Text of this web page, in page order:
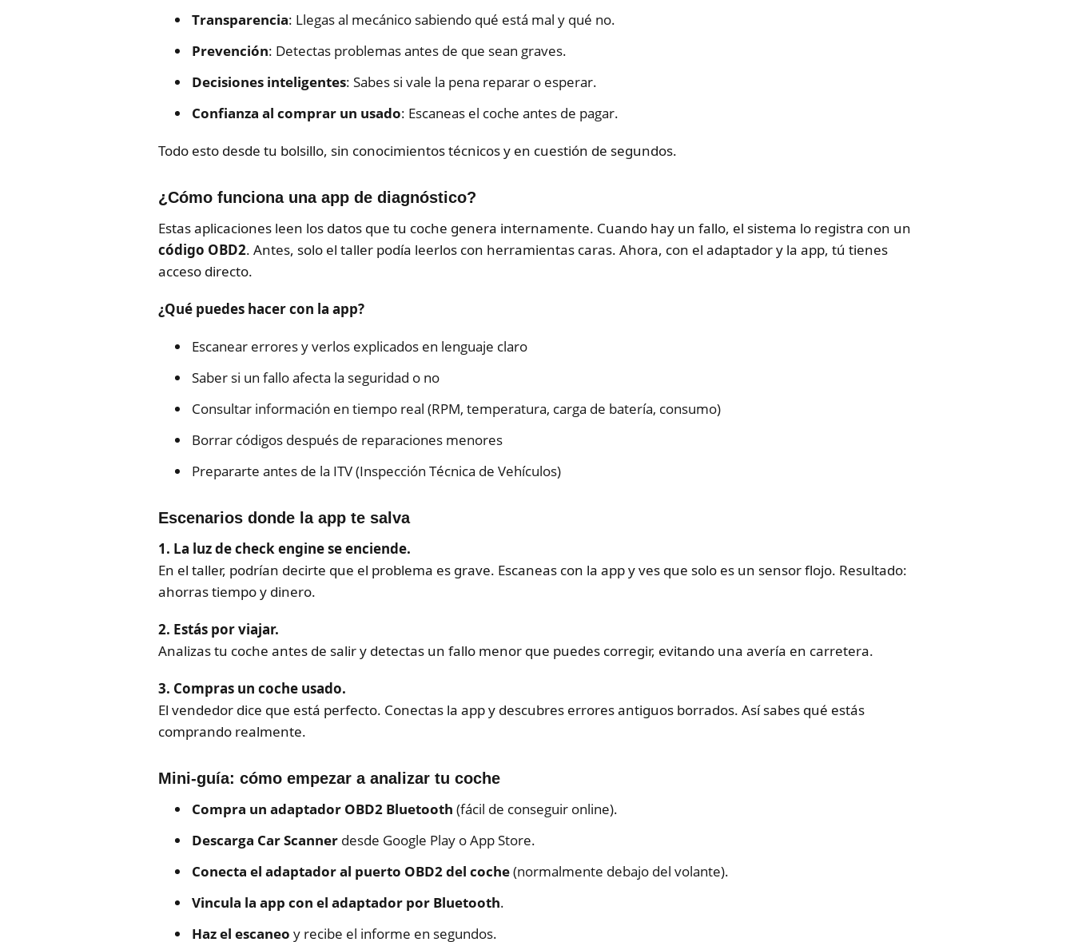
Transparencia: Llegas al mecánico sabiendo qué está mal y qué no.
Prevención: Detectas problemas antes de que sean graves.
Decisiones inteligentes: Sabes si vale la pena reparar o esperar.
Confianza al comprar un usado: Escaneas el coche antes de pagar.
Todo esto desde tu bolsillo, sin conocimientos técnicos y en cuestión de segundos.
¿Cómo funciona una app de diagnóstico?
Estas aplicaciones leen los datos que tu coche genera internamente. Cuando hay un fallo, el sistema lo registra con un
código OBD2. Antes, solo el taller podía leerlos con herramientas caras. Ahora, con el adaptador y la app, tú tienes
acceso directo.
¿Qué puedes hacer con la app?
Escanear errores y verlos explicados en lenguaje claro
Saber si un fallo afecta la seguridad o no
Consultar información en tiempo real (RPM, temperatura, carga de batería, consumo)
Borrar códigos después de reparaciones menores
Prepararte antes de la ITV (Inspección Técnica de Vehículos)
Escenarios donde la app te salva
1. La luz de check engine se enciende.
En el taller, podrían decirte que el problema es grave. Escaneas con la app y ves que solo es un sensor flojo. Resultado:
ahorras tiempo y dinero.
2. Estás por viajar.
Analizas tu coche antes de salir y detectas un fallo menor que puedes corregir, evitando una avería en carretera.
3. Compras un coche usado.
El vendedor dice que está perfecto. Conectas la app y descubres errores antiguos borrados. Así sabes qué estás
comprando realmente.
Mini-guía: cómo empezar a analizar tu coche
Compra un adaptador OBD2 Bluetooth (fácil de conseguir online).
Descarga Car Scanner desde Google Play o App Store.
Conecta el adaptador al puerto OBD2 del coche(normalmente debajo del volante).
Vincula la app con el adaptador por Bluetooth.
Haz el escaneo y recibe el informe en segundos.